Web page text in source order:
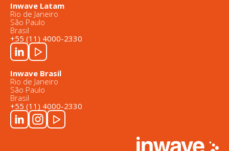
Inwave Latam
Rio de Janeiro
São Paulo
Brasil
+55 (11) 4000-2330
Inwave Brasil
Rio de Janeiro
São Paulo
Brasil
+55 (11) 4000-2330